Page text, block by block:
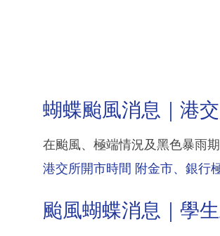
蝴蝶颱風消息｜港
在颱風、極端情況及黑色暴雨
港交所開市時間 附金市、銀行
颱風蝴蝶消息｜學